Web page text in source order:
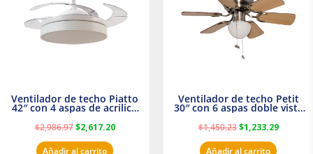
Ventilador de techo Piatto
42″ con 4 aspas de acrilico
transparente
$2,986.97 $2,617.20
Añadir al carrito
Ventilador de techo Petit
30″ con 6 aspas doble vista
Satinado Masterfan
$1,450.23 $1,233.29
Añadir al carrito